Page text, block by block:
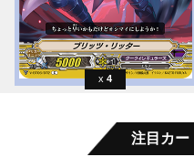
4
注目カー